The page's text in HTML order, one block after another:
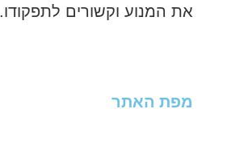
את המנוע וקשורים לתפקודו.
מפת האתר